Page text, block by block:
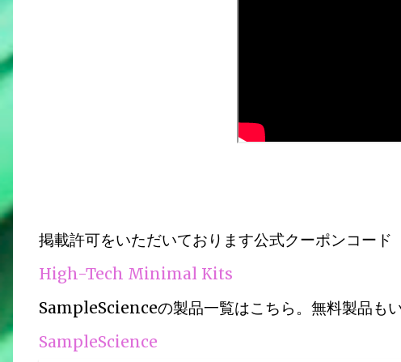
掲載許可をいただいております公式クーポンコー
High-Tech Minimal Kits
SampleScienceの製品一覧はこちら。無料製品もい
SampleScience